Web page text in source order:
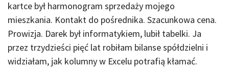
kartce był harmonogram sprzedaży mojego
mieszkania. Kontakt do pośrednika. Szacunkowa cena.
Prowizja. Darek był informatykiem, lubił tabelki. Ja
przez trzydzieści pięć lat robiłam bilanse spółdzielni i
widziałam, jak kolumny w Excelu potrafią kłamać.